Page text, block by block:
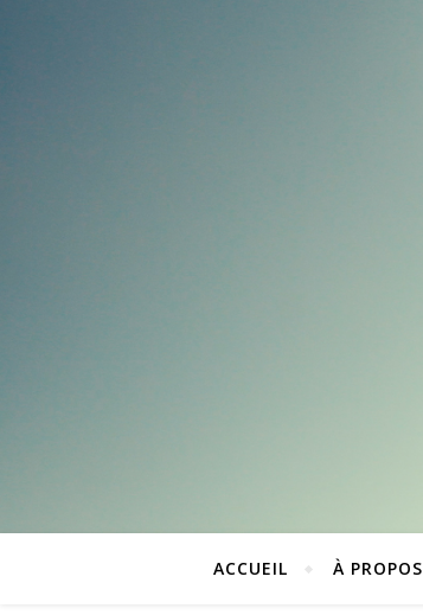
ACCUEIL À PROPOS